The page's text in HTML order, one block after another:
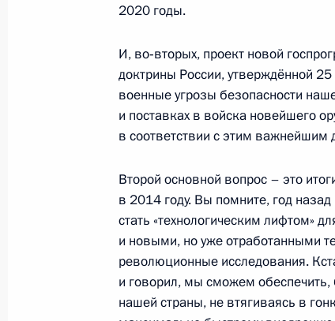
Леонид Маркелов назначен
обязанности Главы
14 января 2015 года, 12:45
Встреча с
2020 годы.
И, во‑вторых, проект новой
доктрины России, утверждённой
военные угрозы безопасности
и поставках в войска новейшего
в соответствии с этим важнейшим
Второй основной вопрос – это
в 2014 году. Вы помните, год
стать «технологическим лифтом»
и новыми, но уже отработанными
революционные исследования.
и говорил, мы сможем обеспечить,
нашей страны, не втягиваясь в